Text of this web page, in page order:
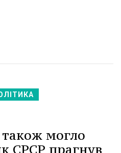
могло
СРСР прагнув